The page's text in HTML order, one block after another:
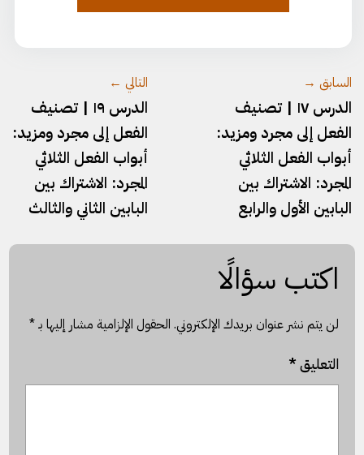
السابق →
الدرس ١٧ | تصنيف
الفعل إلى مجرد ومزيد:
أبواب الفعل الثلاثي
المجرد: الاشتراك بين
البابين الأول والرابع
التالي ←
الدرس ١٩ | تصنيف
الفعل إلى مجرد ومزيد:
أبواب الفعل الثلاثي
المجرد: الاشتراك بين
البابين الثاني والثالث
اكتب سؤالًا
لن يتم نشر عنوان بريدك الإلكتروني. الحقول الإلزامية مشار إليها بـ*
التعليق*